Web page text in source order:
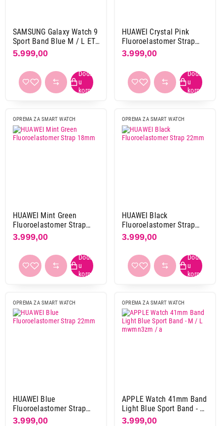
SAMSUNG Galaxy Watch 9
Sport Band Blue M / L ET-
SNL35LLEGEU
5.999,00
HUAWEI Crystal Pink
Fluoroelastomer Strap
18mm
3.999,00
OPREMA ZA SMART WATCH
HUAWEI Mint Green
Fluoroelastomer Strap
18mm
3.999,00
OPREMA ZA SMART WATCH
HUAWEI Black
Fluoroelastomer Strap
22mm
3.999,00
OPREMA ZA SMART WATCH
HUAWEI Blue
Fluoroelastomer Strap
22mm
3.999,00
OPREMA ZA SMART WATCH
APPLE Watch 41mm Band
Light Blue Sport Band - M
/ L mwmn3zm / a
3.999,00
SAMSUNG Galaxy Watch 4 Sport Band
Silver M/L ET-SFR87-LSE
Proizvod je dodat u korpu.